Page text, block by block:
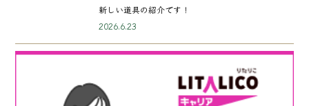
新しい道具の紹介です！
2026.6.23